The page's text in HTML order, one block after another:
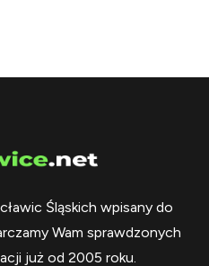
Śląskich wpisany do
Wam sprawdzonych
już od 2005 roku.